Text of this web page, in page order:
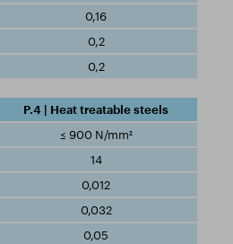
0,16
0,2
0,2
P.4 | Heat treatable steels
≤ 900 N/mm²
14
0,012
0,032
0,05